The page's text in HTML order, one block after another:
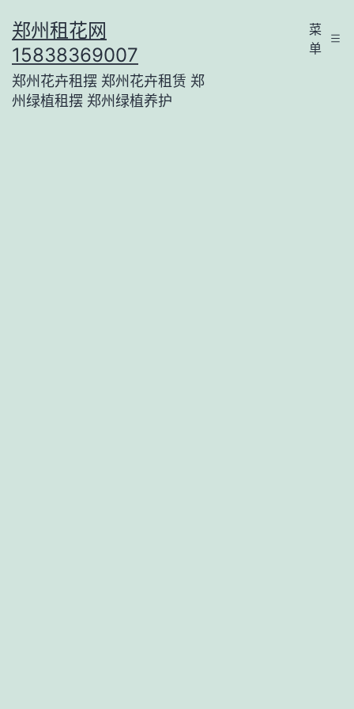
至
内
容
郑州租花网
15838369007
郑州花卉租摆 郑州花卉租赁 郑
州绿植租摆 郑州绿植养护
菜
单